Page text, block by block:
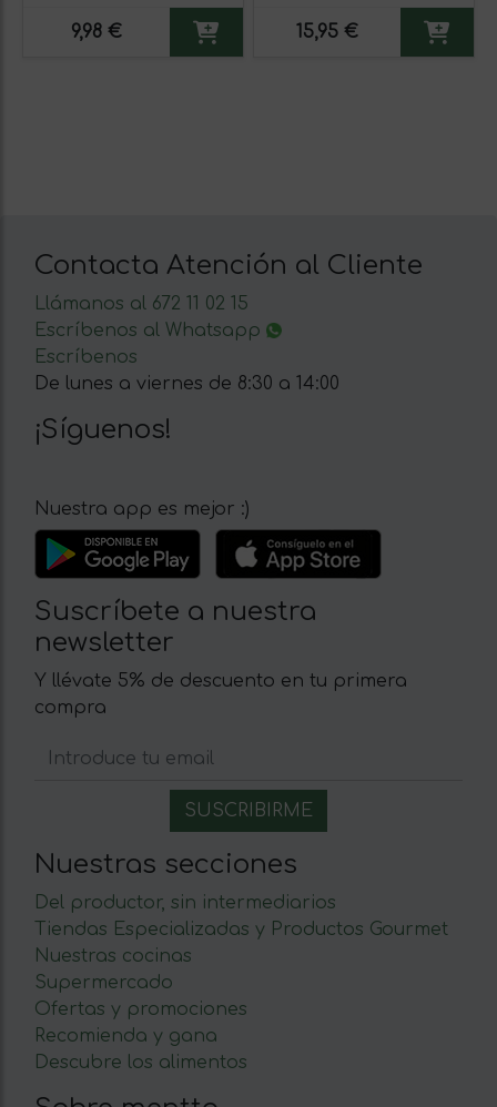
9,98 € 15,95 €
Contacta Atención al Cliente
Llámanos al 672 11 02 15
Escríbenos al Whatsapp
Escríbenos
De lunes a viernes de 8:30 a 14:00
¡Síguenos!
Nuestra app es mejor :)
Suscríbete a nuestra
newsletter
Y llévate 5% de descuento en tu primera
compra
Nuestras secciones
Del productor, sin intermediarios
Tiendas Especializadas y Productos Gourmet
Nuestras cocinas
Supermercado
Ofertas y promociones
Recomienda y gana
Descubre los alimentos